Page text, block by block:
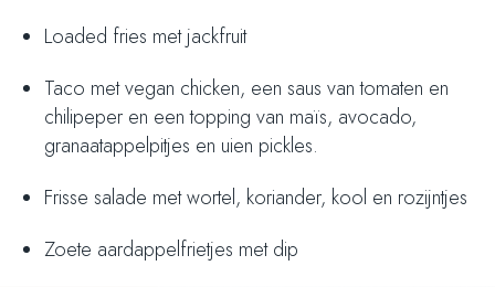
Loaded fries met jackfruit
Taco met vegan chicken, een saus van tomaten en
chilipeper en een topping van maïs, avocado,
granaatappelpitjes en uien pickles.
Frisse salade met wortel, koriander, kool en rozijntjes
Zoete aardappelfrietjes met dip